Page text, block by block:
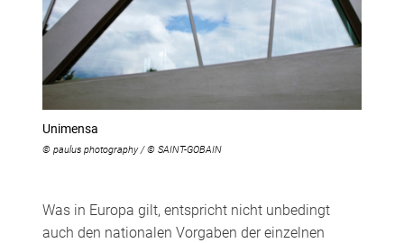
Unimensa
© paulus photography / © SAINT-GOBAIN
Was in Europa gilt, entspricht nicht unbedingt
auch den nationalen Vorgaben der einzelnen